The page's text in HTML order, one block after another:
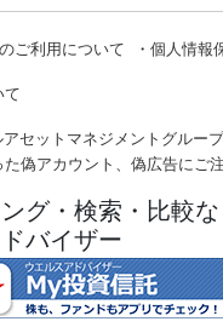
ご利用について ・ 個人情報
て
セットマネジメントグルー
偽アカウント、偽広告にご
グ・検索・比較
バイザー
Advisor Co., Ltd.